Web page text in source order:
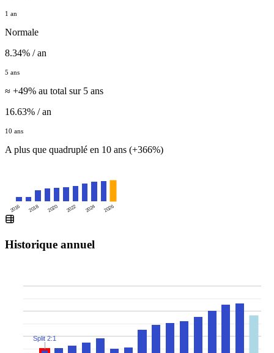
1 an
Normale
8.34% / an
5 ans
≈ +49% au total sur 5 ans
16.63% / an
10 ans
A plus que quadruplé en 10 ans (+366%)
2016 2018 2020 2022 2024 2026
Historique annuel
Split 2:1